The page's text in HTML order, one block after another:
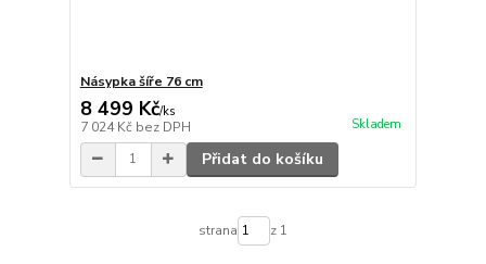
Násypka šíře 76 cm
8 499 Kč/ks
7 024 Kč bez DPH Skladem
Přidat do košíku
strana z 1